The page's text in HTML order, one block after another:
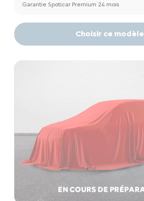
Garantie Spoticar Premium 24 mois
Choisir ce modèle